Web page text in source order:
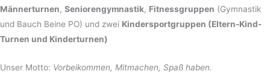
Männerturnen, Seniorengymnastik, Fitnessgruppen (Gymnastik
und Bauch Beine PO) und zwei Kindersportgruppen (Eltern-Kind-
Turnen und Kinderturnen)
Unser Motto: Vorbeikommen, Mitmachen, Spaß haben.